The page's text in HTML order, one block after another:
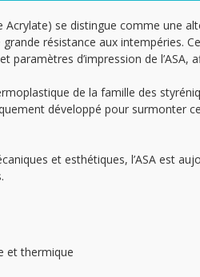
Acrylate) se distingue comme une
résistance aux intempéries.
paramètres d’impression de
de la famille des
développé pour surmonter
et esthétiques, l’ASA est
et thermique